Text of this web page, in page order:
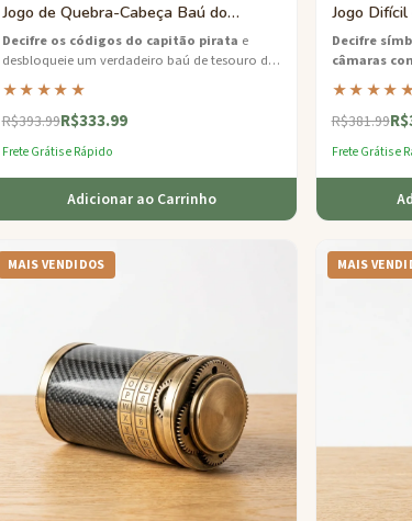
Jogo de Quebra-Cabeça Baú do
Tesouro Difícil
Decifre os códigos do capitão pirata e
desbloqueie um verdadeiro baú de tesouro de
madeira — um jogo de escape desafiador com
quebra-cabeças náuticos e chaves ocultas.
★★★★★
R$393.99R$333.99
Frete Grátis e Rápido
Adicionar ao Carrinho
Jogo
Símbolos
Decifre
câmaras
de escape
descoberta
R$381.99
Frete Grátis e
MAIS VENDIDOS MAIS